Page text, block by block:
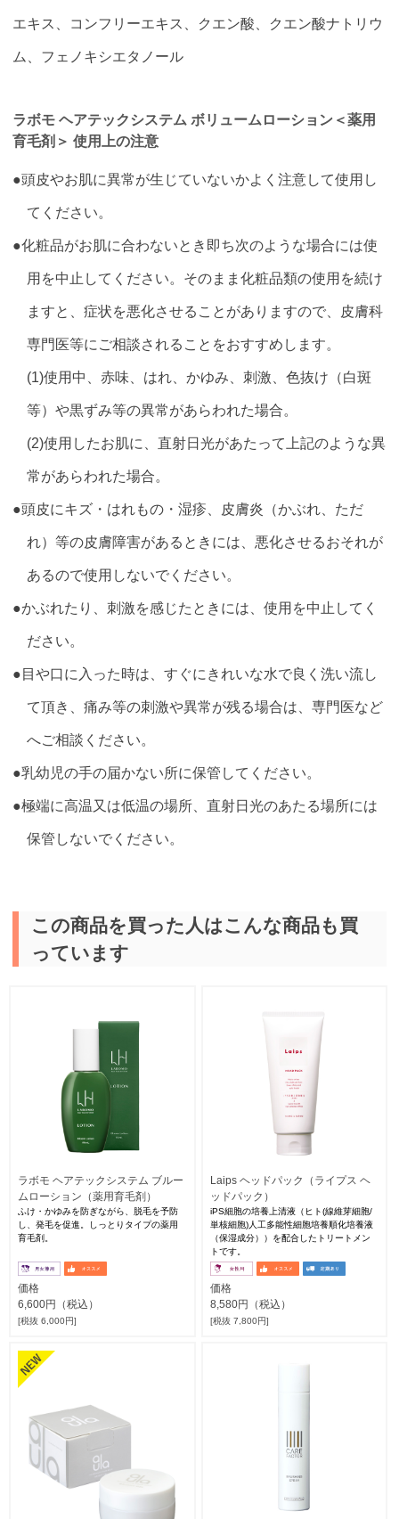
エキス、コンフリーエキス、クエン酸、クエン酸ナトリウ
ム、フェノキシエタノール
ラボモ ヘアテックシステム ボリュームローション＜薬用
育毛剤＞ 使用上の注意
●頭皮やお肌に異常が生じていないかよく注意して使用し
てください。
●化粧品がお肌に合わないとき即ち次のような場合には使
用を中止してください。そのまま化粧品類の使用を続け
ますと、症状を悪化させることがありますので、皮膚科
専門医等にご相談されることをおすすめします。
(1)使用中、赤味、はれ、かゆみ、刺激、色抜け（白斑
等）や黒ずみ等の異常があらわれた場合。
(2)使用したお肌に、直射日光があたって上記のような異
常があらわれた場合。
●頭皮にキズ・はれもの・湿疹、皮膚炎（かぶれ、ただ
れ）等の皮膚障害があるときには、悪化させるおそれが
あるので使用しないでください。
●かぶれたり、刺激を感じたときには、使用を中止してく
ださい。
●目や口に入った時は、すぐにきれいな水で良く洗い流し
て頂き、痛み等の刺激や異常が残る場合は、専門医など
へご相談ください。
●乳幼児の手の届かない所に保管してください。
●極端に高温又は低温の場所、直射日光のあたる場所には
保管しないでください。
この商品を買った人はこんな商品も買
っています
ラボモ ヘアテックシステム ブルー
ムローション（薬用育毛剤）
ふけ・かゆみを防ぎながら、脱毛を予防
し、発毛を促進。しっとりタイプの薬用
育毛剤。
価格
6,600円（税込）
[税抜 6,000円]
Laips ヘッドパック（ライプス ヘ
ッドパック）
iPS細胞の培養上清液（ヒト(線維芽細胞/
単核細胞)人工多能性細胞培養順化培養液
（保湿成分））を配合したトリートメン
トです。
価格
8,580円（税込）
[税抜 7,800円]